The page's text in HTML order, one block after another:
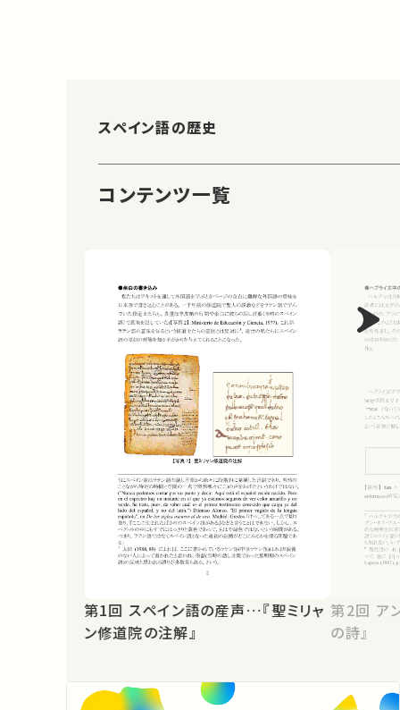
スペイン語の歴史
コンテンツ一覧
第1回 スペイン語の産声…『聖ミリャ
ン修道院の注解』
第2回 アンダルシアの光…『ハルチャ
の詩』